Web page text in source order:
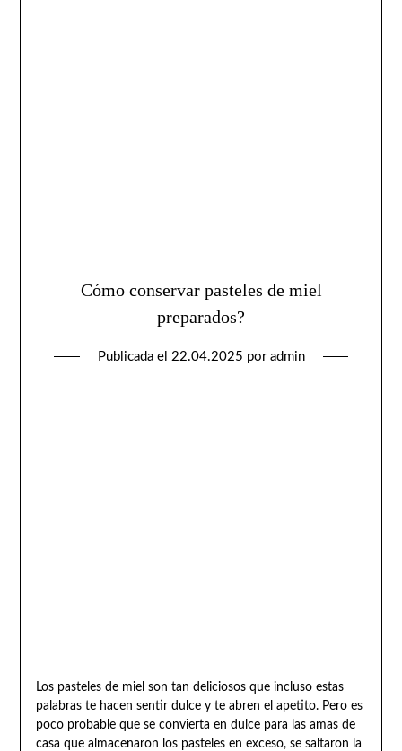
Cómo conservar pasteles de miel
preparados?
Publicada el 22.04.2025 por admin
Los pasteles de miel son tan deliciosos que incluso estas
palabras te hacen sentir dulce y te abren el apetito. Pero es
poco probable que se convierta en dulce para las amas de
casa que almacenaron los pasteles en exceso, se saltaron la